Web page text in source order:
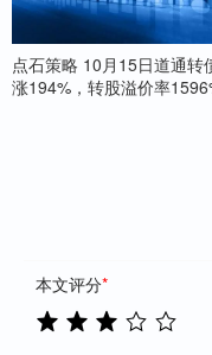
点石策略 10月15日道通转
涨194%，转股溢价率
本文评分*